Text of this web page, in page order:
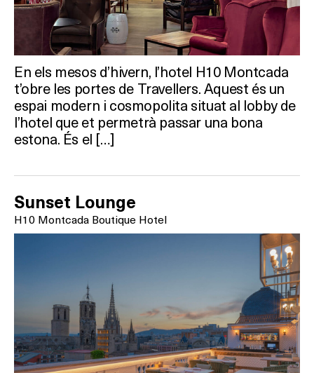
En els mesos d’hivern, l’hotel H10 Montcada
t’obre les portes de Travellers. Aquest és un
espai modern i cosmopolita situat al lobby de
l’hotel que et permetrà passar una bona
estona. És el […]
Sunset Lounge
H10 Montcada Boutique Hotel